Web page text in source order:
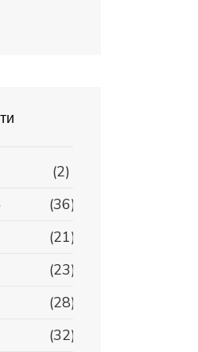
(2)
(36)
(21)
(23)
(28)
(32)